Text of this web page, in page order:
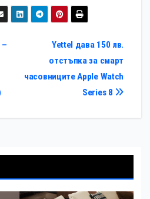
смартфона и смарт
часовник срещу
старо устройство
Yettel дава 150 лв.
отстъпка за смарт
часовниците Apple Watch
Series 8
–